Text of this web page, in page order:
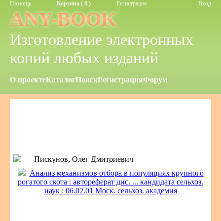
Помощь Корзина ( 0 ) Регистрация Вход
ANY-BOOK
Изготовление электронных
копий любых изданий
О проектеКаталогПоискРегистрацияФорум
Пискунов, Олег Дмитриевич
Анализ механизмов отбора в популяциях крупного
рогатого скота : автореферат дис. ... кандидата сельхоз.
наук : 06.02.01 Моск. сельхоз. академия